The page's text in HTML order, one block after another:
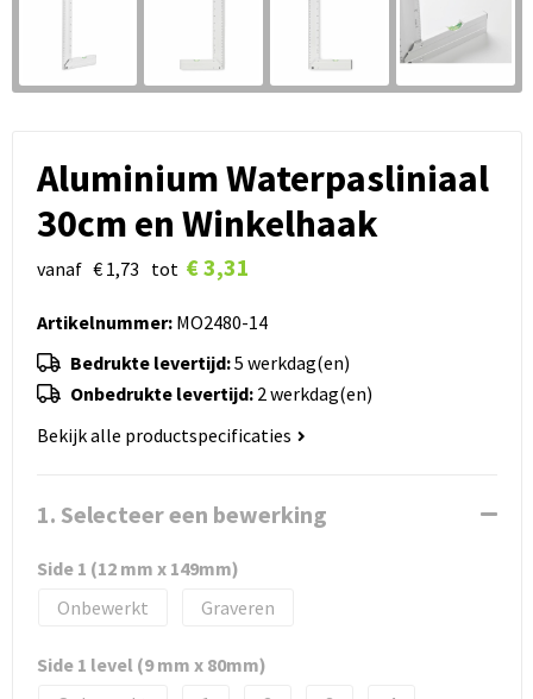
Aluminium Waterpasliniaal
30cm en Winkelhaak
vanaf € 1,73 tot € 3,31
Artikelnummer:MO2480-14
Bedrukte levertijd:5 werkdag(en)
Onbedrukte levertijd: 2 werkdag(en)
Bekijk alle productspecificaties
1. Selecteer een bewerking
Side 1 (12 mm x 149mm)
Onbewerkt
Graveren
Side 1 level (9 mm x 80mm)